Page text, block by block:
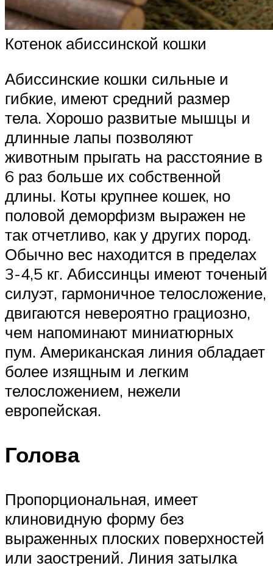
Котенок абиссинской кошки
Абиссинские кошки сильные и
гибкие, имеют средний размер
тела. Хорошо развитые мышцы и
длинные лапы позволяют
животным прыгать на расстояние в
6 раз больше их собственной
длины. Коты крупнее кошек, но
половой деморфизм выражен не
так отчетливо, как у других пород.
Обычно вес находится в пределах
3-4,5 кг. Абиссинцы имеют точеный
силуэт, гармоничное телосложение,
двигаются невероятно грациозно,
чем напоминают миниатюрных
пум. Американская линия обладает
более изящным и легким
телосложением, нежели
европейская.
Голова
Пропорциональная, имеет
клиновидную форму без
выраженных плоских поверхностей
или заострений. Линия затылка